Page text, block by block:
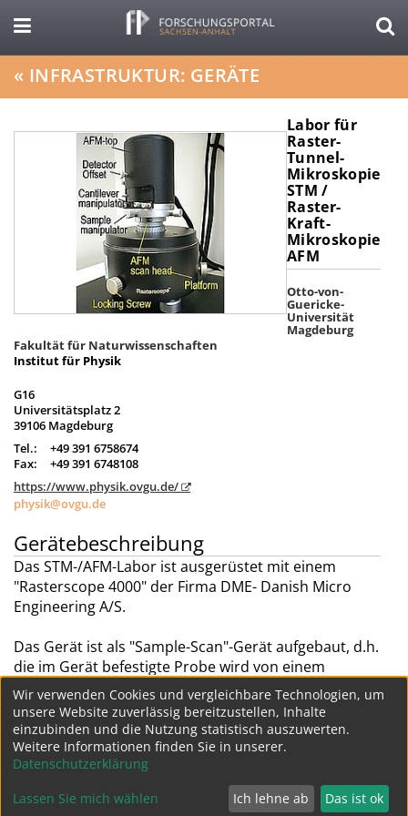
« INFRASTRUKTUR: GERÄTE
Labor für
Raster-
Tunnel-
Mikroskopie
STM /
Raster-
Kraft-
Mikroskopie
AFM
Otto-von-
Guericke-
Universität
Magdeburg
Fakultät für Naturwissenschaften
Institut für Physik
G16
Universitätsplatz 2
39106 Magdeburg
Tel.:
+49 391 6758674
Fax:
+49 391 6748108
https://www.physik.ovgu.de/
physik@ovgu.de
Gerätebeschreibung
Das STM-/AFM-Labor ist ausgerüstet mit einem
"Rasterscope 4000" der Firma DME- Danish Micro
Engineering A/S.
Das Gerät ist als "Sample-Scan"-Gerät aufgebaut, d.h.
die im Gerät befestigte Probe wird von einem
Piezoscanner bewegt (gescannt); das abtastende
Bauteil (Cantilever beim AFM, Tunnelspitze beim STM)
ruht im Gerät.
Weitere Geräte dieser Struktur
Datenschutz Impressum
Wir verwenden Cookies und vergleichbare Technologien, um
unsere Website zuverlässig bereitzustellen, Inhalte
einzubinden und die Nutzung statistisch auszuwerten.
Weitere Informationen finden Sie in unserer.
Datenschutzerklärung
Lassen Sie mich wählen Ich lehne ab Das ist ok